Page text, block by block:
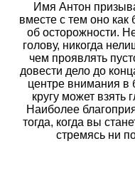
Имя Антон
вместе с тем оно
об осторожности.
голову, никогда
чем проявлять
довести дело до
центре внимания в
кругу может взять
Наиболее
тогда, когда вы
стремясь ни